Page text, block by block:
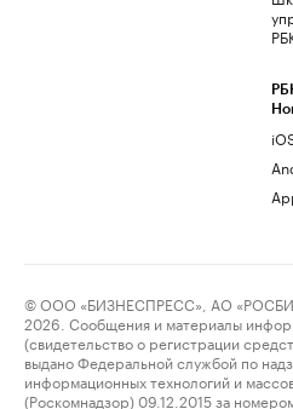
© ООО «БИЗНЕСПРЕСС», АО
2026. Сообщения и материалы
(свидетельство о регистрации
выдано Федеральной службой по
информационных технологий и
(Роскомнадзор) 09.12.2015 за